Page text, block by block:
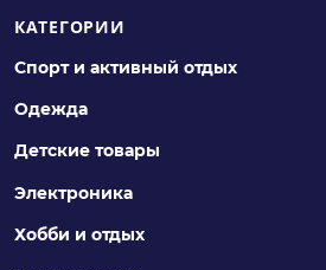
КАТЕГОРИИ
Спорт и активный отдых
Одежда
Детские товары
Электроника
Хобби и отдых